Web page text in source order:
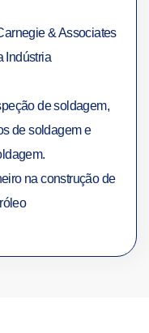
& Associates
Indústria
de soldagem,
de soldagem e
na construção de